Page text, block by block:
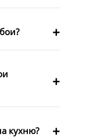
кухню?